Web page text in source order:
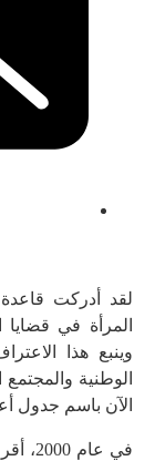
لقد أدركت قاعدة
المرأة في قضايا
وينبع هذا
الوطنية
الآن باسم جدول
في